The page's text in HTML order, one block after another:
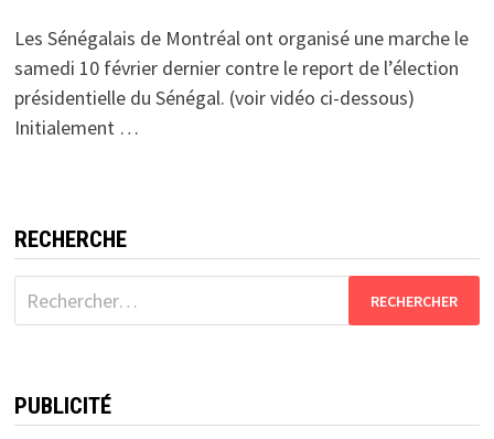
Les Sénégalais de Montréal ont organisé une marche le
samedi 10 février dernier contre le report de l’élection
présidentielle du Sénégal. (voir vidéo ci-dessous)
Initialement …
RECHERCHE
Rechercher :
PUBLICITÉ